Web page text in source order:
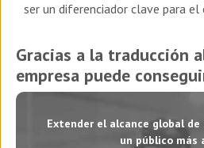
ser un diferenciador clave para
Gracias a la traducción
empresa puede
Extender el alcance global
un público más